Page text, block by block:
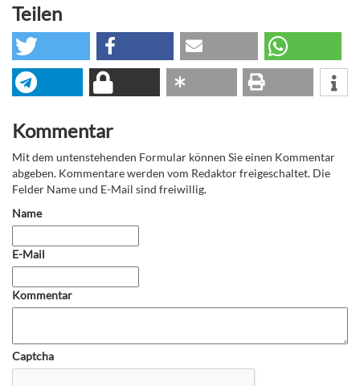
Teilen
Kommentar
Mit dem untenstehenden Formular können Sie einen Kommentar
abgeben. Kommentare werden vom Redaktor freigeschaltet. Die
Felder Name und E-Mail sind freiwillig.
Name
E-Mail
Kommentar
Captcha